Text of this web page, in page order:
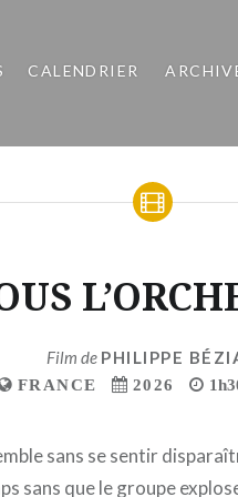
CALENDRIER
Film de PHILIPPE
FRANCE 2026
sans se sentir
sans que le groupe